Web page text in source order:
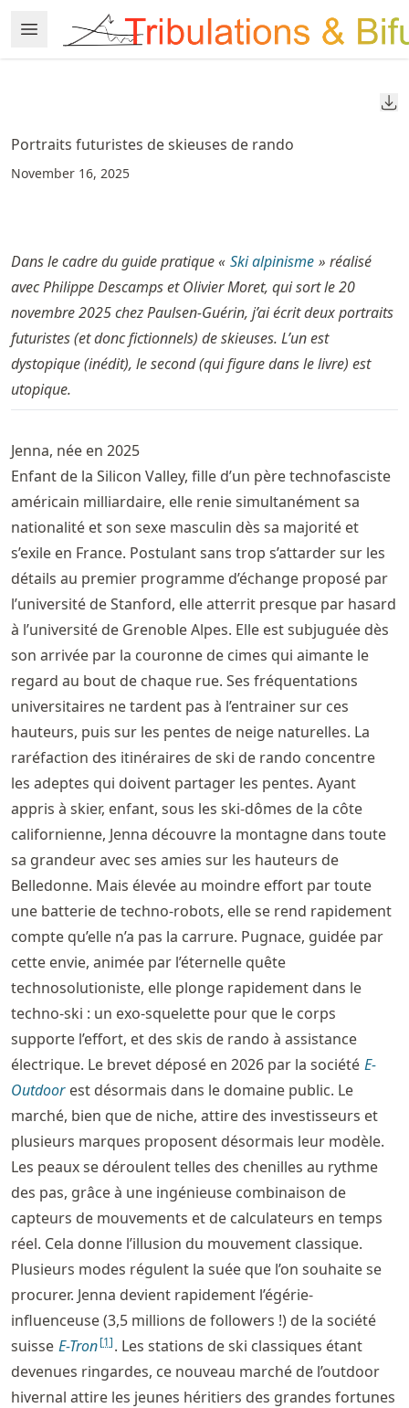
to
article
to
content
Open Menu
Made with MyST
Portraits futuristes de skieuses de rando
November 16, 2025
Dans le cadre du guide pratique « Ski alpinisme » réalisé
avec Philippe Descamps et Olivier Moret, qui sort le 20
novembre 2025 chez Paulsen-Guérin, j’ai écrit deux portraits
futuristes (et donc fictionnels) de skieuses. L’un est
dystopique (inédit), le second (qui figure dans le livre) est
utopique.
Jenna, née en 2025
Enfant de la Silicon Valley, fille d’un père technofasciste
américain milliardaire, elle renie simultanément sa
nationalité et son sexe masculin dès sa majorité et
s’exile en France. Postulant sans trop s’attarder sur les
détails au premier programme d’échange proposé par
l’université de Stanford, elle atterrit presque par hasard
à l’université de Grenoble Alpes. Elle est subjuguée dès
son arrivée par la couronne de cimes qui aimante le
regard au bout de chaque rue. Ses fréquentations
universitaires ne tardent pas à l’entrainer sur ces
hauteurs, puis sur les pentes de neige naturelles. La
raréfaction des itinéraires de ski de rando concentre
les adeptes qui doivent partager les pentes. Ayant
appris à skier, enfant, sous les ski-dômes de la côte
californienne, Jenna découvre la montagne dans toute
sa grandeur avec ses amies sur les hauteurs de
Belledonne. Mais élevée au moindre effort par toute
une batterie de techno-robots, elle se rend rapidement
compte qu’elle n’a pas la carrure. Pugnace, guidée par
cette envie, animée par l’éternelle quête
technosolutioniste, elle plonge rapidement dans le
techno-ski : un exo-squelette pour que le corps
supporte l’effort, et des skis de rando à assistance
électrique. Le brevet déposé en 2026 par la société E-
Outdoor est désormais dans le domaine public. Le
marché, bien que de niche, attire des investisseurs et
plusieurs marques proposent désormais leur modèle.
Les peaux se déroulent telles des chenilles au rythme
des pas, grâce à une ingénieuse combinaison de
capteurs de mouvements et de calculateurs en temps
réel. Cela donne l’illusion du mouvement classique.
Plusieurs modes régulent la suée que l’on souhaite se
procurer. Jenna devient rapidement l’égérie-
influenceuse (3,5 millions de followers !) de la société
suisse E-Tron[1]. Les stations de ski classiques étant
devenues ringardes, ce nouveau marché de l’outdoor
hivernal attire les jeunes héritiers des grandes fortunes